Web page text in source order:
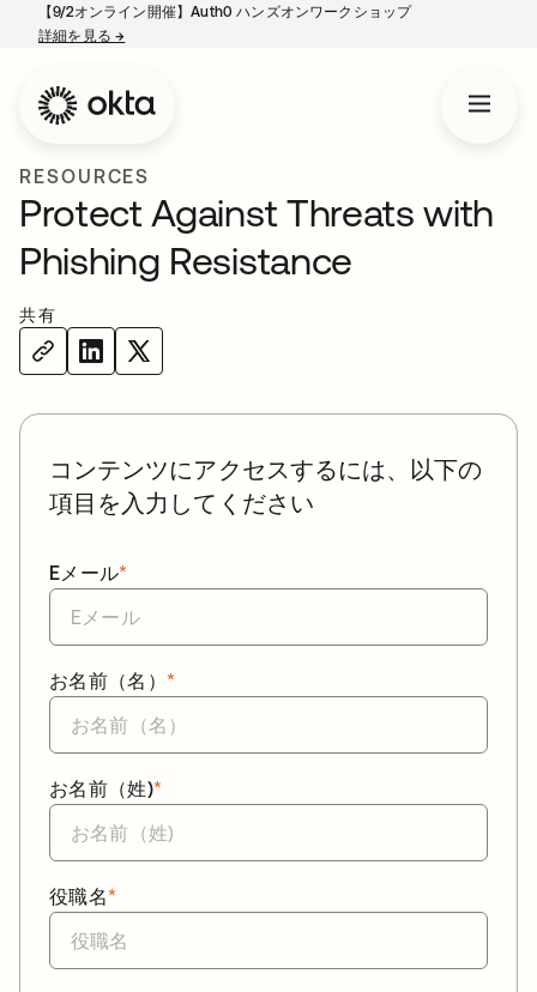
【9/2オンライン開催】Auth0 ハンズオンワークショップ
詳細を見る→
RESOURCES
Protect Against Threats with
Phishing Resistance
共有
コンテンツにアクセスするには、以下の
項目を入力してください
*
Eメール
*
お名前（名）
*
お名前（姓)
*
役職名